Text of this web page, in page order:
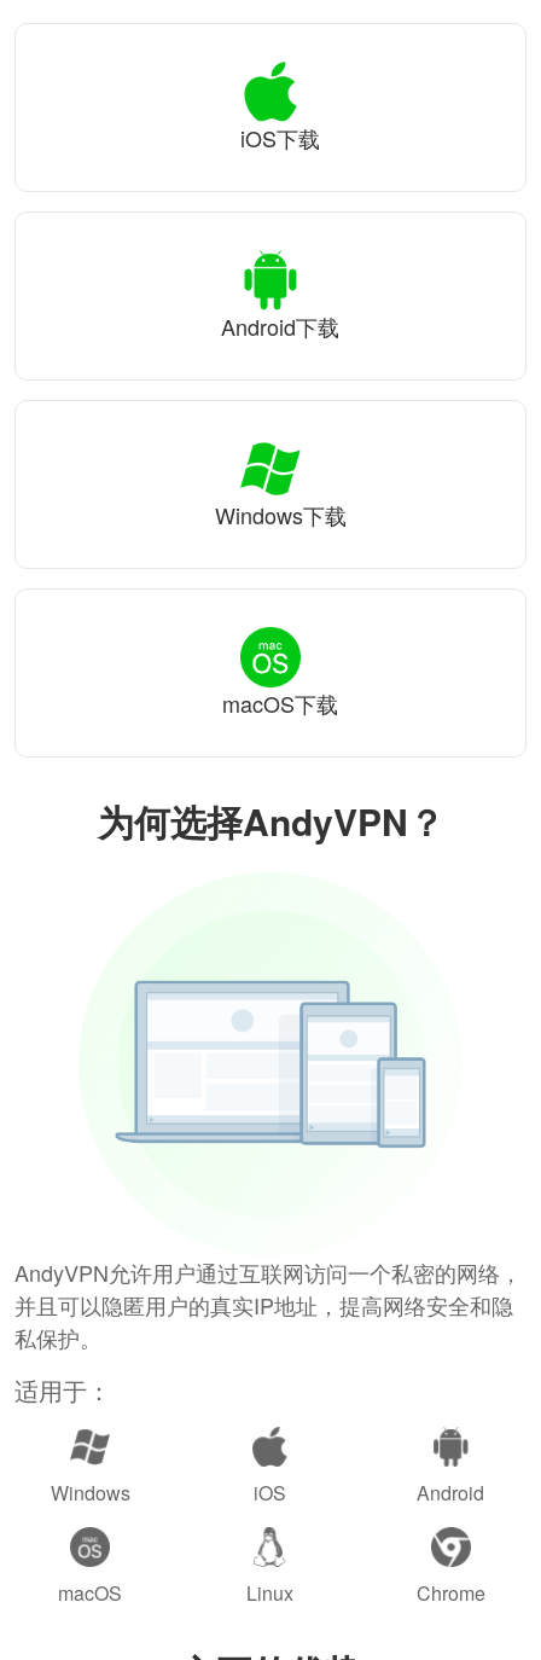
为何选择AndyVPN？
AndyVPN允许用户通过互联网访问一个私密的网络，
并且可以隐匿用户的真实IP地址，提高网络安全和隐
私保护。
适用于：
Windows iOS Android
macOS Linux Chrome
iOS下载
Android下载
Windows下载
macOS下载